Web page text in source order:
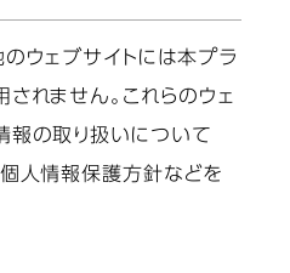
ウェブサイトには本プラ
れません。これらのウェ
報の取り扱いについて
個人情報保護方針などを